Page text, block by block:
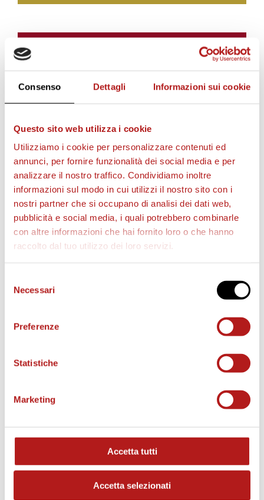
Consenso Dettagli Informazioni sui cookie
Questo sito web utilizza i cookie
Utilizziamo i cookie per personalizzare contenuti ed
annunci, per fornire funzionalità dei social media e per
analizzare il nostro traffico. Condividiamo inoltre
informazioni sul modo in cui utilizzi il nostro sito con i
nostri partner che si occupano di analisi dei dati web,
pubblicità e social media, i quali potrebbero combinarle
con altre informazioni che hai fornito loro o che hanno
raccolto dal tuo utilizzo dei loro servizi.
delNecessari
Preferenze
Statistiche
Marketing
Accetta tutti
Accetta selezionati
i
v
i
d
AS CITTADELLA STORE